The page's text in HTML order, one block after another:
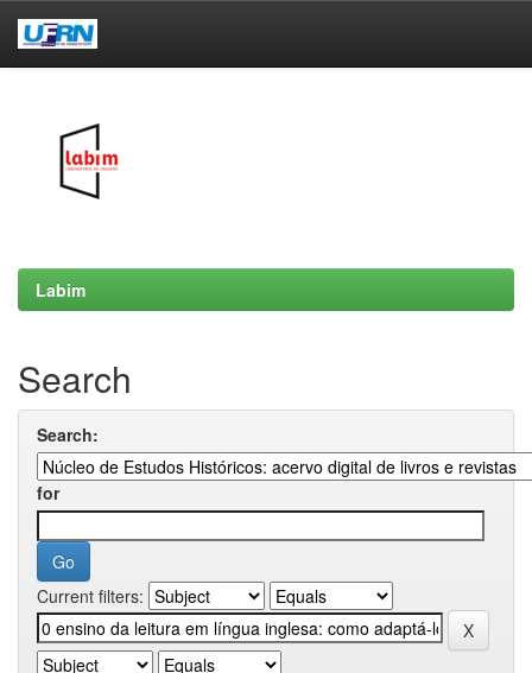
Labim
Search
Search:
for
Current filters: